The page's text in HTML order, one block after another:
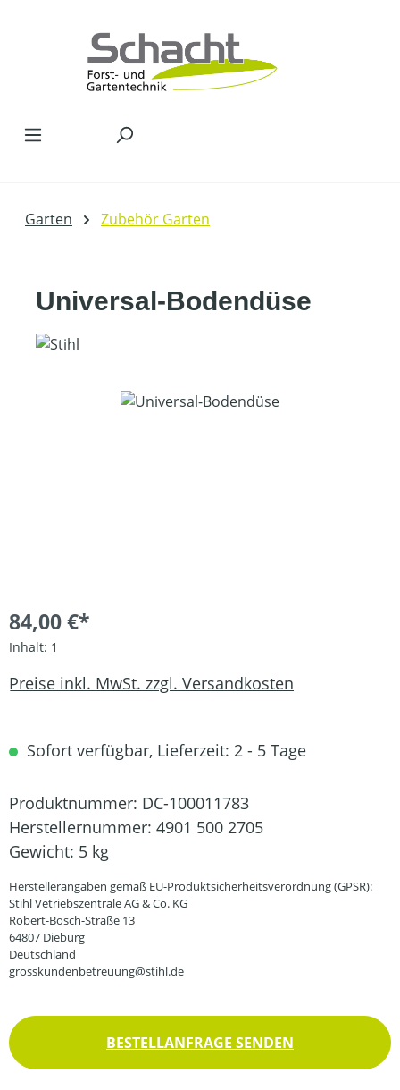
Garten Zubehör Garten
Universal-Bodendüse
Bildergalerie überspringen
84,00 €*
Inhalt: 1
Preise inkl. MwSt. zzgl. Versandkosten
Sofort verfügbar, Lieferzeit: 2 - 5 Tage
Produktnummer: DC-100011783
Herstellernummer: 4901 500 2705
Gewicht: 5 kg
Herstellerangaben gemäß EU-Produktsicherheitsverordnung (GPSR):
Stihl Vetriebszentrale AG & Co. KG
Robert-Bosch-Straße 13
64807 Dieburg
Deutschland
grosskundenbetreuung@stihl.de
BESTELLANFRAGE SENDEN